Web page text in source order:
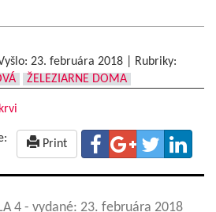
23. februára 2018
Rubriky:
ŽELEZIARNE DOMA
Print
4 - vydané: 23. februára 2018